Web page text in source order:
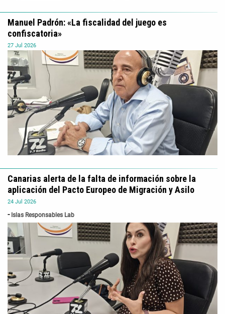
27 Jul 2026
Manuel Padrón: «La fiscalidad del juego es
confiscatoria»
24 Jul 2026
Islas Responsables Lab
Canarias alerta de la falta de información sobre la
aplicación del Pacto Europeo de Migración y Asilo